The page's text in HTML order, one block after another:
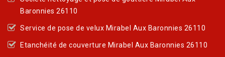
Baronnies 26110
Service de pose de velux Mirabel Aux Baronnies 26110
Etanchéité de couverture Mirabel Aux Baronnies 26110